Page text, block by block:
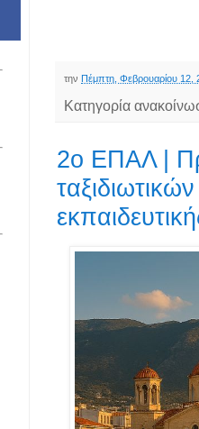
την Πέμπτη, Φεβρουαρίου 12,
Κατηγορία
2ο ΕΠΑΛ |